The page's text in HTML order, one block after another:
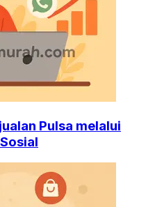
Pulsa melalui